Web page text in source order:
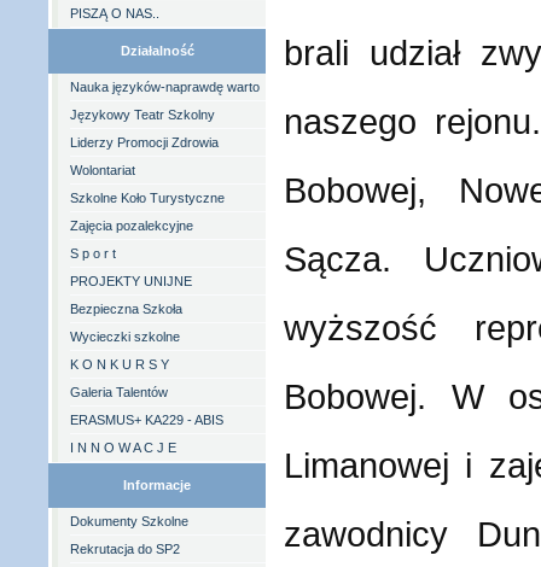
PISZĄ O NAS..
Działalność
Nauka języków-naprawdę warto
Językowy Teatr Szkolny
Liderzy Promocji Zdrowia
Wolontariat
Szkolne Koło Turystyczne
Zajęcia pozalekcyjne
S p o r t
PROJEKTY UNIJNE
Bezpieczna Szkoła
Wycieczki szkolne
K O N K U R S Y
Galeria Talentów
ERASMUS+ KA229 - ABIS
I N N O W A C J E
Informacje
Dokumenty Szkolne
Rekrutacja do SP2
brali udział
naszego
Bobowej,
Sącza.
wyższość
Bobowej. W
Limanowej i
zawodnicy